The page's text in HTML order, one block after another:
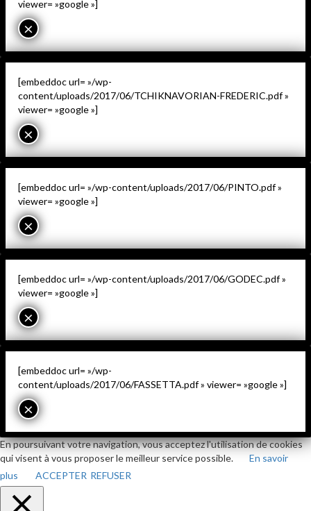
viewer= »google »]
×
[embeddoc url= »/wp-
content/uploads/2017/06/TCHIKNAVORIAN-FREDERIC.pdf »
viewer= »google »]
×
[embeddoc url= »/wp-content/uploads/2017/06/PINTO.pdf »
viewer= »google »]
×
[embeddoc url= »/wp-content/uploads/2017/06/GODEC.pdf »
viewer= »google »]
×
[embeddoc url= »/wp-
content/uploads/2017/06/FASSETTA.pdf » viewer= »google »]
×
En poursuivant votre navigation, vous acceptez l'utilisation de cookies
qui visent à vous proposer le meilleur service possible.
En savoir
plus
ACCEPTER REFUSER